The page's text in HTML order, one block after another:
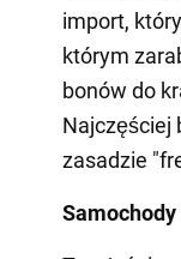
import,
którym
bonów do
Najczęściej
zasadzie
Samochody